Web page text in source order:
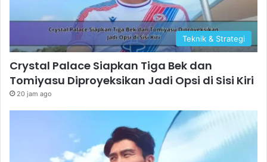
Teknik & Strategi
Crystal Palace Siapkan Tiga Bek dan
Tomiyasu Diproyeksikan Jadi Opsi di Sisi Kiri
20 jam ago